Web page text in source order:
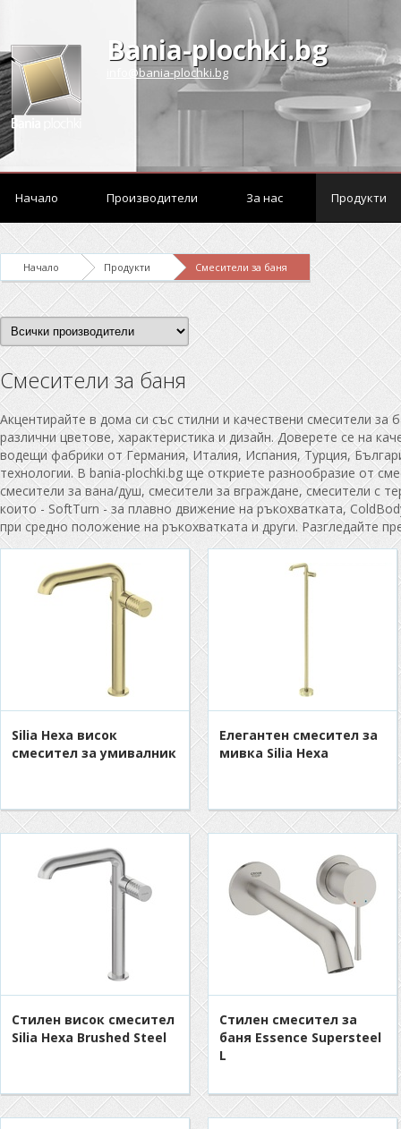
Bania-plochki.bg
info@bania-plochki.bg
Начало Производители За нас Продукти
Начало Продукти Смесители за баня
Смесители за баня
Акцентирайте в дома си със стилни и качествени смесители
различни цветове, характеристика и дизайн. Доверете се на
водещи фабрики от Германия, Италия, Испания, Турция,
технологии. В bania-plochki.bg ще откриете разнообразие от
смесители за вана/душ, смесители за вграждане, смесители с
които - SoftTurn - за плавно движение на ръкохватката,
при средно положение на ръкохватката и други. Разгледайте
Silia Hexa висок
смесител за умивалник
Eлегантен смесител за
мивка Silia Hexa
Стилен висок смесител
Silia Hexa Brushed Steel
Стилен смесител за
баня Essence Supersteel
L